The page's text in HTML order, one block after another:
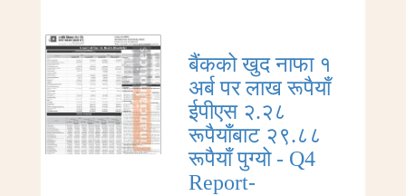
बैंकको खुद नाफा १
अर्ब पर लाख रूपैयाँ
ईपीएस २.२८
रूपैयाँबाट २९.८८
रूपैयाँ पुग्यो - Q4
Report-